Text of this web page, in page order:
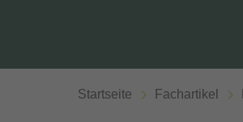
Startseite Fachartikel